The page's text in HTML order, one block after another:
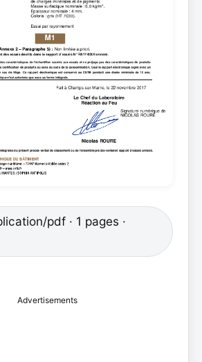
pdf · 1 pages ·
Advertisements